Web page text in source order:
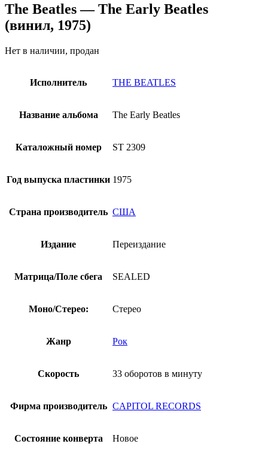
The Beatles — The Early Beatles
(винил, 1975)
Нет в наличии, продан
Исполнитель THE BEATLES
Название альбома The Early Beatles
Каталожный номер ST 2309
Год выпуска пластинки 1975
Страна производитель США
Издание Переиздание
Матрица/Поле сбега SEALED
Моно/Стерео: Стерео
Жанр Рок
Скорость 33 оборотов в минуту
Фирма производитель CAPITOL RECORDS
Состояние конверта Новое